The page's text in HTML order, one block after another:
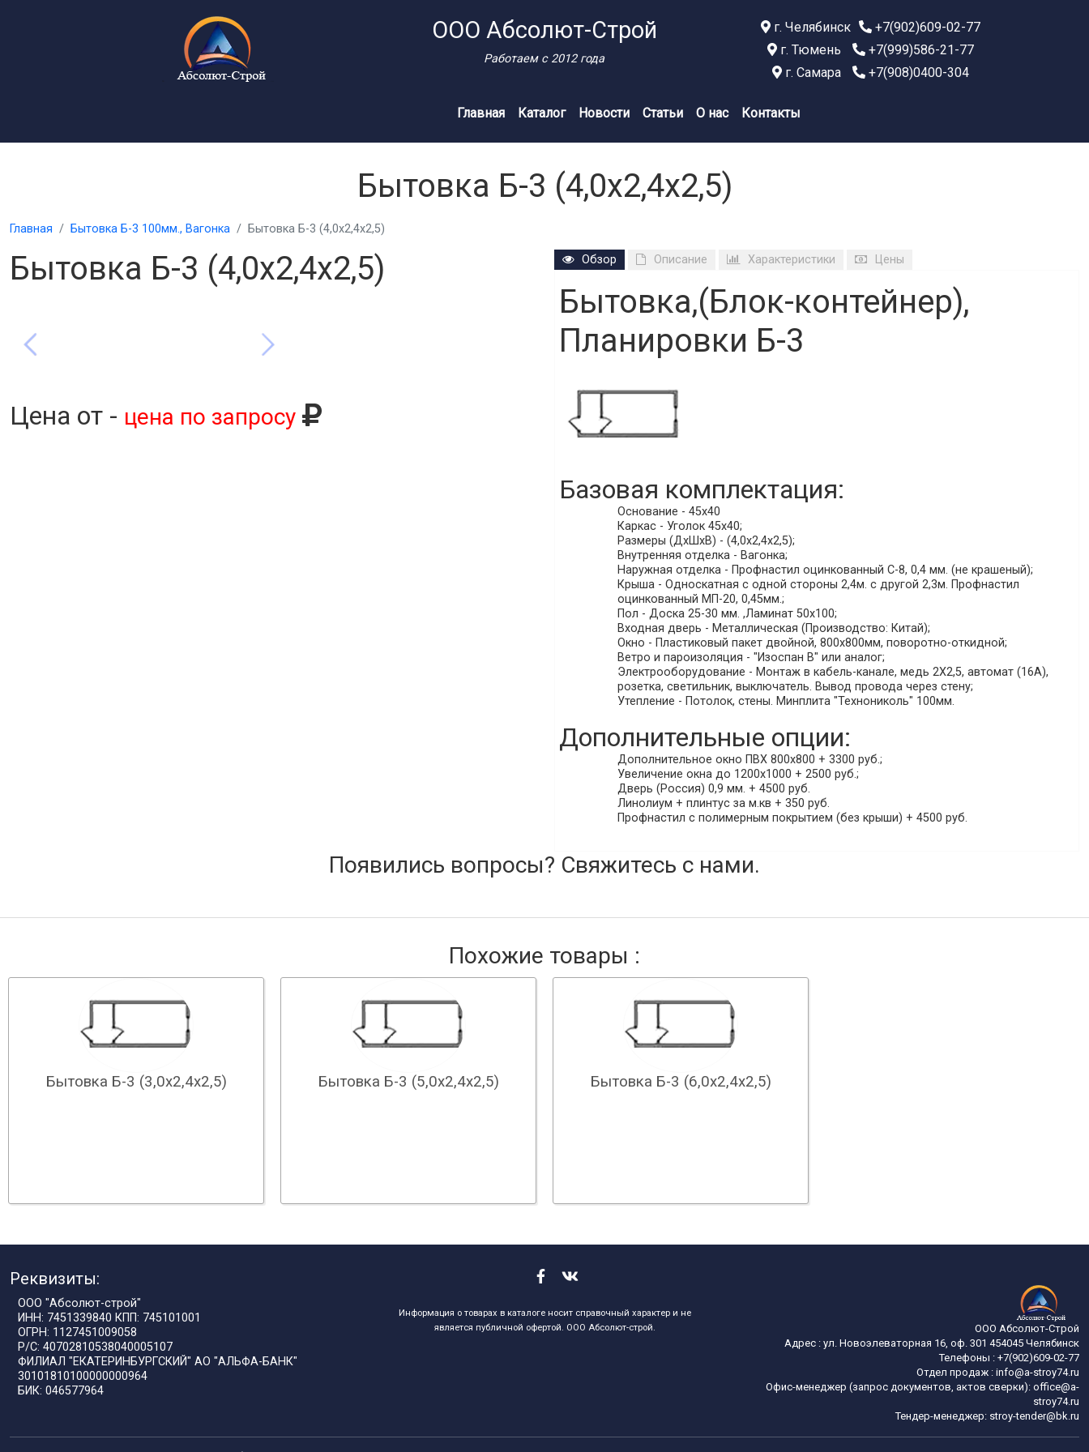
ООО Абсолют-Строй
Работаем с 2012 года
г. Челябинск
+7(902)609-02-77
г. Тюмень
+7(999)586-21-77
г. Самара
+7(908)0400-304
Главная Каталог Новости Статьи О нас Контакты
Бытовка Б-3 (4,0х2,4х2,5)
Главная Бытовка Б-3 100мм., Вагонка Бытовка Б-3 (4,0х2,4х2,5)
Бытовка Б-3 (4,0х2,4х2,5)
Цена от - цена по запросу
Обзор Описание Характеристики Цены
Бытовка,(Блок-контейнер),
Планировки Б-3
Базовая комплектация:
Основание - 45х40
Каркас - Уголок 45х40;
Размеры (ДхШхВ) - (4,0х2,4х2,5);
Внутренняя отделка - Вагонка;
Наружная отделка - Профнастил оцинкованный С-8, 0,4 мм. (не крашеный);
Крыша - Односкатная с одной стороны 2,4м. с другой 2,3м. Профнастил
оцинкованный МП-20, 0,45мм.;
Пол - Доска 25-30 мм. ,Ламинат 50х100;
Входная дверь - Металлическая (Производство: Китай);
Окно - Пластиковый пакет двойной, 800х800мм, поворотно-откидной;
Ветро и пароизоляция - "Изоспан В" или аналог;
Электрооборудование - Монтаж в кабель-канале, медь 2Х2,5, автомат (16А),
розетка, светильник, выключатель. Вывод провода через стену;
Утепление - Потолок, стены. Минплита "Технониколь" 100мм.
Дополнительные опции:
Дополнительное окно ПВХ 800х800 + 3300 руб.;
Увеличение окна до 1200х1000 + 2500 руб.;
Дверь (Россия) 0,9 мм. + 4500 руб.
Линолиум + плинтус за м.кв + 350 руб.
Профнастил с полимерным покрытием (без крыши) + 4500 руб.
Появились вопросы? Свяжитесь с нами.
Похожие товары :
Бытовка Б-3 (3,0х2,4х2,5) Бытовка Б-3 (5,0х2,4х2,5) Бытовка Б-3 (6,0х2,4х2,5)
Реквизиты:
ООО "Абсолют-строй"
ИНН: 7451339840 КПП: 745101001
ОГРН: 1127451009058
Р/С: 40702810538040005107
ФИЛИАЛ "ЕКАТЕРИНБУРГСКИЙ" АО "АЛЬФА-БАНК"
30101810100000000964
БИК: 046577964
Информация о товарах в каталоге носит справочный характер и не
является публичной офертой. ООО Абсолют-строй.
ООО Абсолют-Строй
Адрес : ул. Новоэлеваторная 16, оф. 301 454045 Челябинск
Телефоны : +7(902)609-02-77
Отдел продаж : info@a-stroy74.ru
Офис-менеджер (запрос документов, актов сверки): office@a-
stroy74.ru
Тендер-менеджер: stroy-tender@bk.ru